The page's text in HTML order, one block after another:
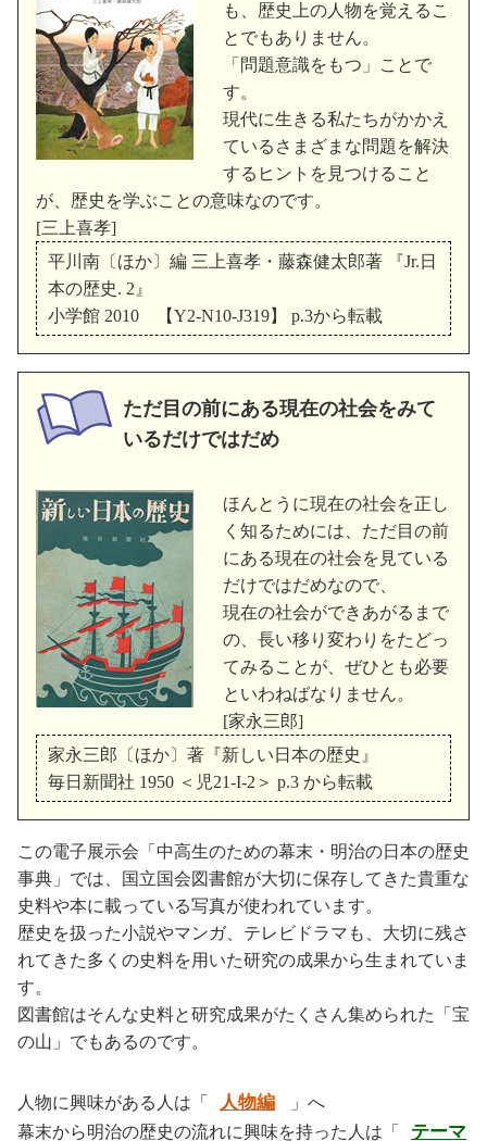
も、歴史上の人物を覚えるこ
とでもありません。
「問題意識をもつ」ことで
す。
現代に生きる私たちがかかえ
ているさまざまな問題を解決
するヒントを見つけること
が、歴史を学ぶことの意味なのです。
[三上喜孝]
平川南〔ほか〕編 三上喜孝・藤森健太郎著 『Jr.日
本の歴史. 2』
小学館 2010 【Y2-N10-J319】 p.3から転載
ただ目の前にある現在の社会をみて
いるだけではだめ
ほんとうに現在の社会を正し
く知るためには、ただ目の前
にある現在の社会を見ている
だけではだめなので、
現在の社会ができあがるまで
の、長い移り変わりをたどっ
てみることが、ぜひとも必要
といわねばなりません。
[家永三郎]
家永三郎〔ほか〕著『新しい日本の歴史』
毎日新聞社 1950 ＜児21-I-2＞ p.3 から転載
この電子展示会「中高生のための幕末・明治の日本の歴史
事典」では、国立国会図書館が大切に保存してきた貴重な
史料や本に載っている写真が使われています。
歴史を扱った小説やマンガ、テレビドラマも、大切に残さ
れてきた多くの史料を用いた研究の成果から生まれていま
す。
図書館はそんな史料と研究成果がたくさん集められた「宝
の山」でもあるのです。
人物に興味がある人は「 人物編
」へ
幕末から明治の歴史の流れに興味を持った人は「
テーマ